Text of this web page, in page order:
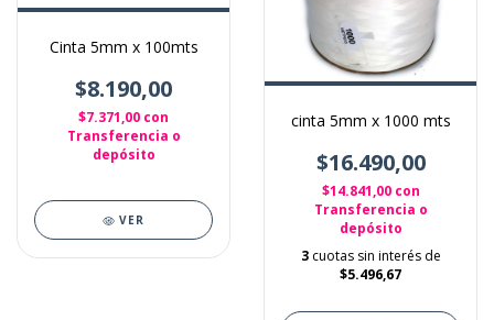
Cinta 5mm x 100mts
$8.190,00
$7.371,00 con
Transferencia o
depósito
VER
cinta 5mm x 1000 mts
$16.490,00
$14.841,00 con
Transferencia o
depósito
3 cuotas sin interés de
$5.496,67